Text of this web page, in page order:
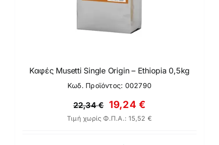
Καφές Musetti Single Origin – Ethiopia 0,5kg
Κωδ. Προϊόντος: 002790
22,34€ Original
price
19,24€
τρέχουσα
Τιμή χωρίς Φ.Π.Α.:15,52 €